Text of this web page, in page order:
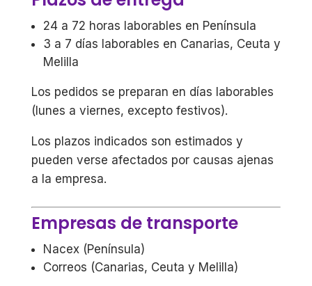
24 a 72 horas laborables en Península
3 a 7 días laborables en Canarias, Ceuta y
Melilla
Los pedidos se preparan en días laborables
(lunes a viernes, excepto festivos).
Los plazos indicados son estimados y
pueden verse afectados por causas ajenas
a la empresa.
Empresas de transporte
Nacex (Península)
Correos (Canarias, Ceuta y Melilla)